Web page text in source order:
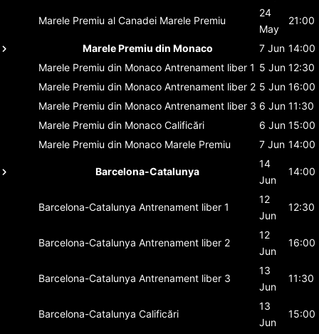
Marele Premiu al Canadei Marele Premiu
24
May
21:00
Marele Premiu din Monaco 7 Jun 14:00
Marele Premiu din Monaco Antrenament liber 1 5 Jun 12:30
Marele Premiu din Monaco Antrenament liber 2 5 Jun 16:00
Marele Premiu din Monaco Antrenament liber 3 6 Jun 11:30
Marele Premiu din Monaco Calificări 6 Jun 15:00
Marele Premiu din Monaco Marele Premiu 7 Jun 14:00
Barcelona-Catalunya
14
Jun
14:00
Barcelona-Catalunya Antrenament liber 1
12
Jun
12:30
Barcelona-Catalunya Antrenament liber 2
12
Jun
16:00
Barcelona-Catalunya Antrenament liber 3
13
Jun
11:30
Barcelona-Catalunya Calificări
13
Jun
15:00